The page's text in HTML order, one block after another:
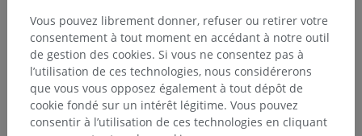
Anatomie humaine 2
Corps humain > Systèmes intégrants>
Système nerveux> Système nerveux central>
Encéphale> Tronc cérébral>
Vous pouvez librement donner, refuser ou retirer votre
consentement à tout moment en accédant à notre outil
de gestion des cookies. Si vous ne consentez pas à
l’utilisation de ces technologies, nous considérerons
que vous vous opposez également à tout dépôt de
cookie fondé sur un intérêt légitime. Vous pouvez
consentir à l’utilisation de ces technologies en cliquant